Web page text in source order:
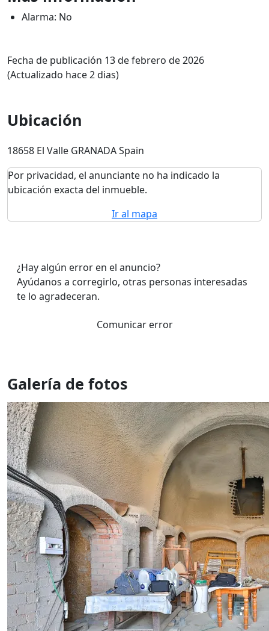
Alarma: No
Fecha de publicación 13 de febrero de 2026
(Actualizado hace 2 dias)
Ubicación
18658 El Valle GRANADA Spain
Por privacidad, el anunciante no ha indicado la
ubicación exacta del inmueble.
Ir al mapa
¿Hay algún error en el anuncio?
Ayúdanos a corregirlo, otras personas interesadas
te lo agradeceran.
Comunicar error
Galería de fotos